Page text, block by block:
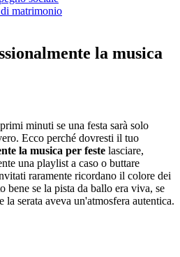
matrimonio
la musica
minuti se una festa sarà solo
Ecco perché dovresti il tuo
la musica per feste lasciare,
una playlist a caso o buttare
raramente ricordano il colore dei
se la pista da ballo era viva, se
la serata aveva un'atmosfera autentica.